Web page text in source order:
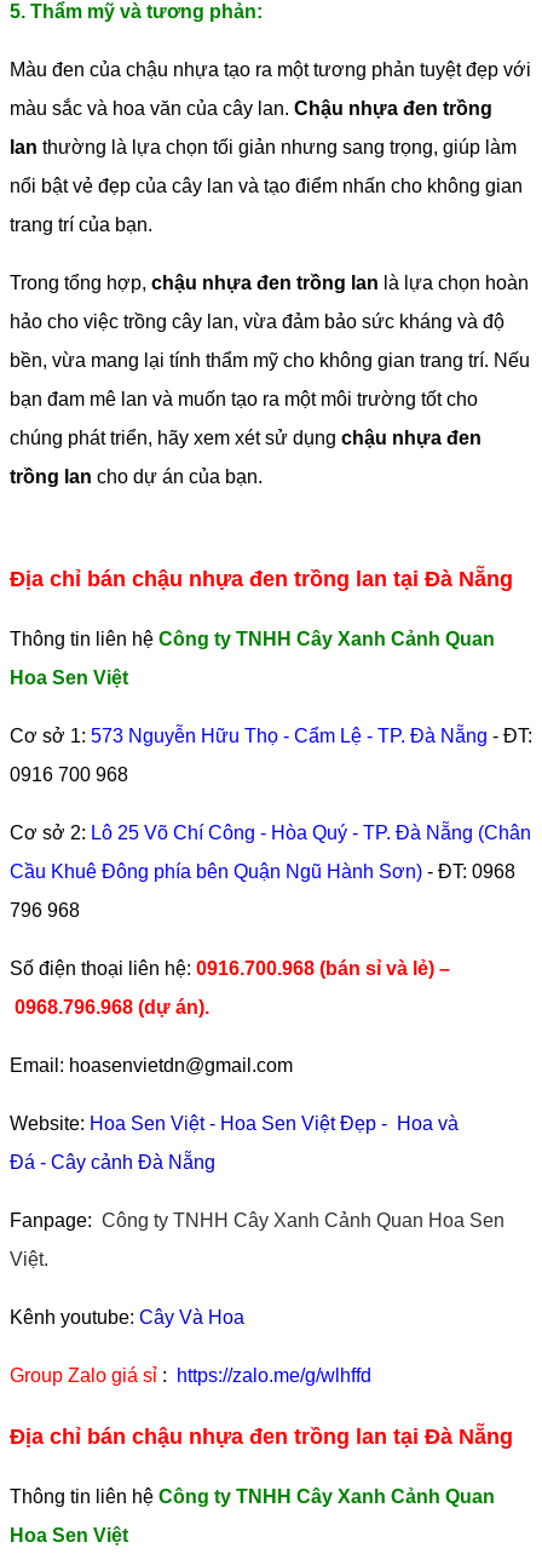
5. Thẩm mỹ và tương phản:
Màu đen của chậu nhựa tạo ra một tương phản tuyệt đẹp với
màu sắc và hoa văn của cây lan. Chậu nhựa đen trồng
lan thường là lựa chọn tối giản nhưng sang trọng, giúp làm
nổi bật vẻ đẹp của cây lan và tạo điểm nhấn cho không gian
trang trí của bạn.
Trong tổng hợp, chậu nhựa đen trồng lan là lựa chọn hoàn
hảo cho việc trồng cây lan, vừa đảm bảo sức kháng và độ
bền, vừa mang lại tính thẩm mỹ cho không gian trang trí. Nếu
bạn đam mê lan và muốn tạo ra một môi trường tốt cho
chúng phát triển, hãy xem xét sử dụng chậu nhựa đen
trồng lan cho dự án của bạn.
Địa chỉ bán chậu nhựa đen trồng lan tại Đà Nẵng
Thông tin liên hệ Công ty TNHH Cây Xanh Cảnh Quan
Hoa Sen Việt
Cơ sở 1: 573 Nguyễn Hữu Thọ - Cẩm Lệ - TP. Đà Nẵng - ĐT:
0916 700 968
Cơ sở 2: Lô 25 Võ Chí Công - Hòa Quý - TP. Đà Nẵng (Chân
Cầu Khuê Đông phía bên Quận Ngũ Hành Sơn) - ĐT: 0968
796 968
​Số điện thoại liên hệ: 0916.700.968 (bán sỉ và lẻ) –
0968.796.968 (dự án).
Email: hoasenvietdn@gmail.com
Website: Hoa Sen Việt- Hoa Sen Việt Đẹp - Hoa và
Đá - Cây cảnh Đà Nẵng
Fanpage: Công ty TNHH Cây Xanh Cảnh Quan Hoa Sen
Việt.
Kênh youtube: Cây Và Hoa
Group Zalo giá sỉ : https://zalo.me/g/wlhffd
Địa chỉ bán chậu nhựa đen trồng lan tại Đà Nẵng
Thông tin liên hệ Công ty TNHH Cây Xanh Cảnh Quan
Hoa Sen Việt